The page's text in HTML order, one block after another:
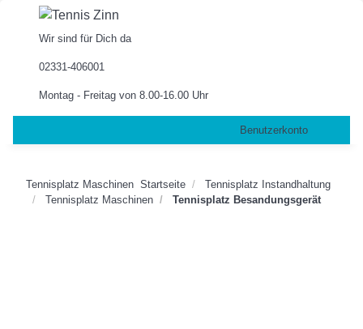
Wir sind für Dich da
02331-406001
Montag - Freitag von 8.00-16.00 Uhr
Benutzerkonto
Tennisplatz Maschinen Startseite
Tennisplatz Instandhaltung
Tennisplatz Maschinen
Tennisplatz Besandungsgerät